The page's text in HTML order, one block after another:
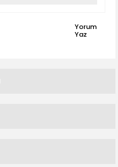
Yorum
Yaz